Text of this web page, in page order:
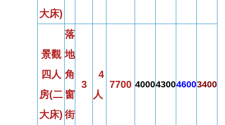
大床)
景觀
四人
房(二
大床)
落
地
角
窗
街
3
4
人
7700 4000430046003400